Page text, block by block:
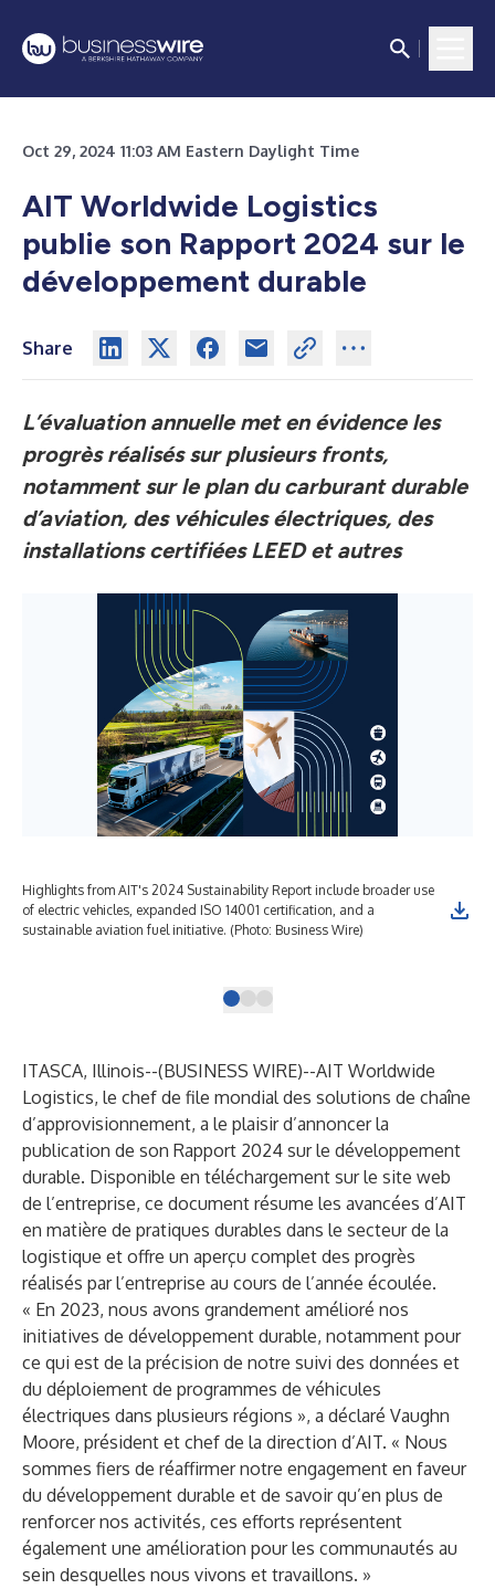
Oct 29, 2024 11:03 AM Eastern Daylight Time
AIT Worldwide Logistics
publie son Rapport 2024 sur le
développement durable
Share
L’évaluation annuelle met en évidence les
progrès réalisés sur plusieurs fronts,
notamment sur le plan du carburant durable
d’aviation, des véhicules électriques, des
installations certifiées LEED et autres
Highlights from AIT's 2024 Sustainability Report include broader use
of electric vehicles, expanded ISO 14001 certification, and a
sustainable aviation fuel initiative. (Photo: Business Wire)
ITASCA, Illinois--(BUSINESS WIRE)--AIT Worldwide
Logistics, le chef de file mondial des solutions de chaîne
d’approvisionnement, a le plaisir d’annoncer la
publication de son Rapport 2024 sur le développement
durable. Disponible en téléchargement sur le site web
de l’entreprise, ce document résume les avancées d’AIT
en matière de pratiques durables dans le secteur de la
logistique et offre un aperçu complet des progrès
réalisés par l’entreprise au cours de l’année écoulée.
« En 2023, nous avons grandement amélioré nos
initiatives de développement durable, notamment pour
ce qui est de la précision de notre suivi des données et
du déploiement de programmes de véhicules
électriques dans plusieurs régions », a déclaré Vaughn
Moore, président et chef de la direction d’AIT. « Nous
sommes fiers de réaffirmer notre engagement en faveur
du développement durable et de savoir qu’en plus de
renforcer nos activités, ces efforts représentent
également une amélioration pour les communautés au
sein desquelles nous vivons et travaillons. »